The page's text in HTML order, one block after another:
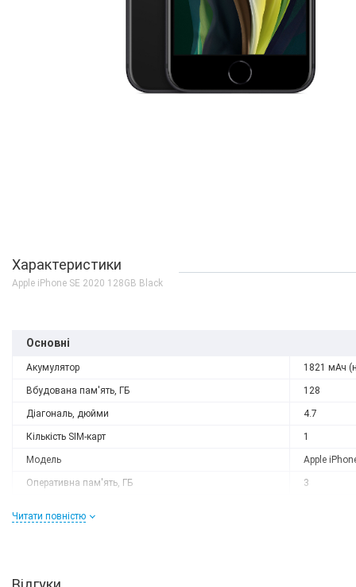
Характеристики
Apple iPhone SE 2020 128GB Black
Основні
Акумулятор 1821 мАч
Вбудована пам'ять, ГБ 128
Діагональ, дюйми 4.7
Кількість SIM-карт 1
Модель Apple
Оперативна пам'ять, ГБ 3
Читати повністю